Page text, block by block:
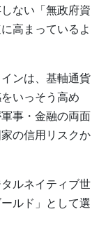
ない「無政府資
高まっているよ
ンは、基軸通貨
いっそう高め
事・金融の両面
の信用リスクか
ルネイティブ世
ルド」として選